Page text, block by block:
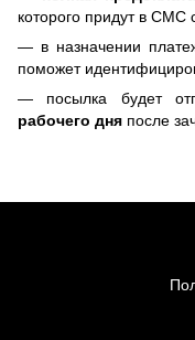
которого придут в
— в назначении
поможет
— посылка будет
рабочего дня после